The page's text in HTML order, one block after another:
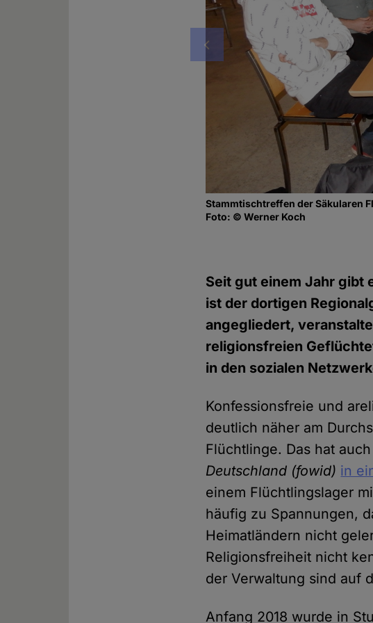
Vorheriges
Stammtischtreffen der Säkularen
Foto: © Werner Koch
Seit gut einem Jahr gibt
ist der dortigen
angegliedert,
religionsfreien
in den sozialen
Konfessionsfreie und
deutlich näher am
Flüchtlinge. Das hat
Deutschland (fowid) in
einem Flüchtlingslager
häufig zu Spannungen,
Heimatländern nicht
Religionsfreiheit nicht
der Verwaltung sind auf
Anfang 2018 wurde in